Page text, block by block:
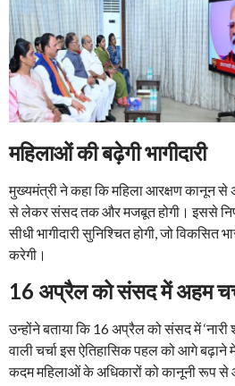
महिलाओं की बढ़ेगी भागीदारी
मुख्यमंत्री ने कहा कि महिला आरक्षण कानून से
से लेकर संसद तक और मजबूत होगी। इससे
सीधी भागीदारी सुनिश्चित होगी, जो
करेगी।
16 अप्रैल को संसद में अहम
उन्होंने बताया कि 16 अप्रैल को संसद में ‘नारी
वाली चर्चा इस ऐतिहासिक पहल को आगे बढ़ाने
कदम महिलाओं के अधिकारों को कानूनी रूप से